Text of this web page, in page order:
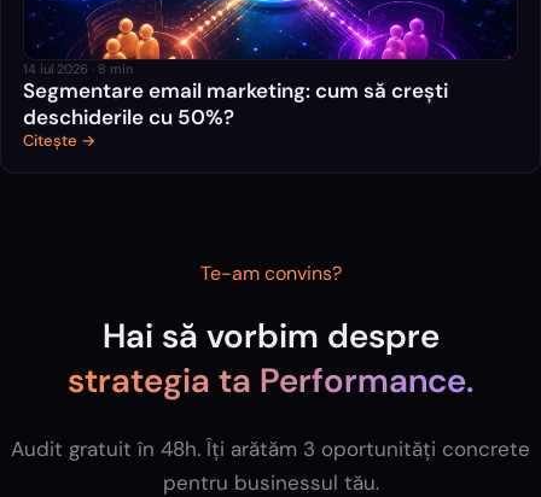
14 iul 2026 · 8 min
Segmentare email marketing: cum să crești
deschiderile cu 50%?
Citește →
Te-am convins?
Hai să vorbim despre
strategia ta Performance.
Audit gratuit în 48h. Îți arătăm 3 oportunități concrete
pentru businessul tău.